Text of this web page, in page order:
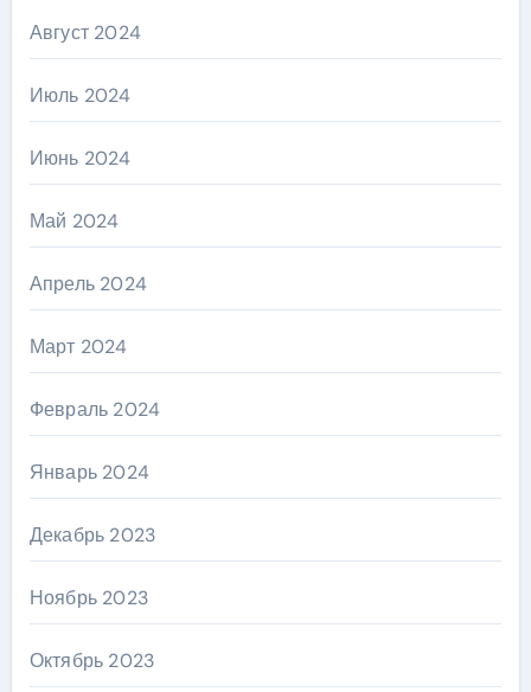
Август 2024
Июль 2024
Июнь 2024
Май 2024
Апрель 2024
Март 2024
Февраль 2024
Январь 2024
Декабрь 2023
Ноябрь 2023
Октябрь 2023